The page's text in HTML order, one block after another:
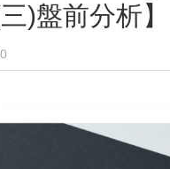
)盤前分析】